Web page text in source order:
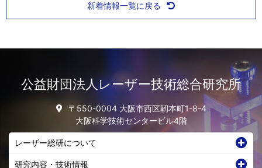
新着情報一覧に戻る
公益財団法人レーザー技術総合研究所
〒550-0004 大阪市西区靭本町1-8-4
大阪科学技術センタービル4階
レーザー総研について
研究内容・技術情報